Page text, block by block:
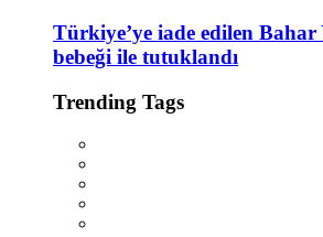
Türkiye’ye iade edilen Bahar
bebeği ile tutuklandı
Trending Tags